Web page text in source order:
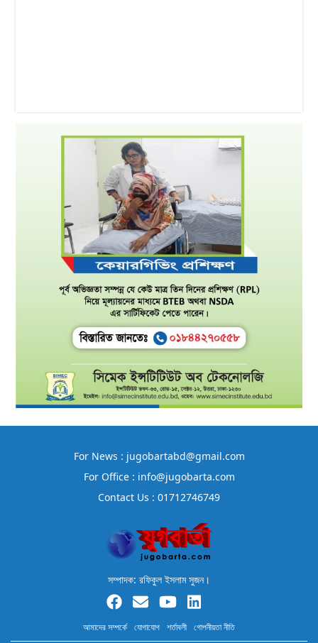
For News : jugobartabd@gmail.com
For Office : info@jugobarta.com
Contact Us : 01712746749
সম্পাদক: রফিকুল ইসলাম সুজন।
আমাদের সম্পর্কে যোগাযোগ শর্তাবলী গোপনীয়তা নীতি